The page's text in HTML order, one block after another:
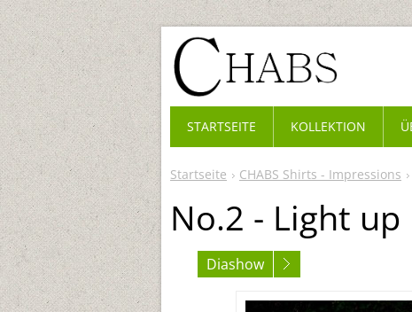
Startseite CHABS Shirts - Impressions
No.2 - Light up
Diashow
STARTSEITE KOLLEKTION